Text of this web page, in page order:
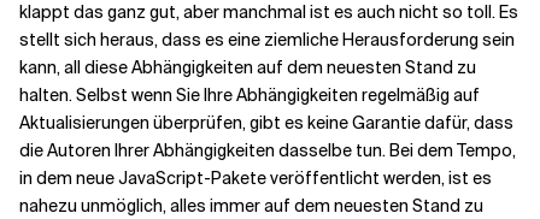
klappt das ganz gut, aber manchmal ist es auch nicht so toll. Es
stellt sich heraus, dass es eine ziemliche Herausforderung sein
kann, all diese Abhängigkeiten auf dem neuesten Stand zu
halten. Selbst wenn Sie Ihre Abhängigkeiten regelmäßig auf
Aktualisierungen überprüfen, gibt es keine Garantie dafür, dass
die Autoren Ihrer Abhängigkeiten dasselbe tun. Bei dem Tempo,
in dem neue JavaScript-Pakete veröffentlicht werden, ist es
nahezu unmöglich, alles immer auf dem neuesten Stand zu